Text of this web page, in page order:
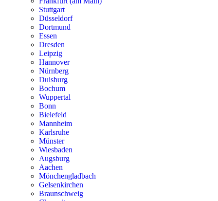
Stuttgart
Düsseldorf
Dortmund
Essen
Dresden
Leipzig
Hannover
Nürnberg
Duisburg
Bochum
Wuppertal
Bonn
Bielefeld
Mannheim
Karlsruhe
Münster
Wiesbaden
Augsburg
Aachen
Mönchengladbach
Gelsenkirchen
Braunschweig